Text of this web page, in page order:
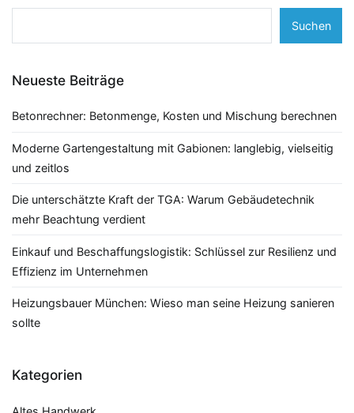
Suchen
Neueste Beiträge
Betonrechner: Betonmenge, Kosten und Mischung berechnen
Moderne Gartengestaltung mit Gabionen: langlebig, vielseitig
und zeitlos
Die unterschätzte Kraft der TGA: Warum Gebäudetechnik
mehr Beachtung verdient
Einkauf und Beschaffungslogistik: Schlüssel zur Resilienz und
Effizienz im Unternehmen
Heizungsbauer München: Wieso man seine Heizung sanieren
sollte
Kategorien